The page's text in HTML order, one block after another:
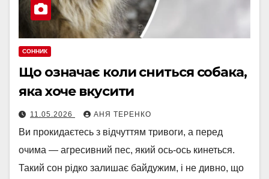
СОННИК
Що означає коли сниться собака,
яка хоче вкусити
11.05.2026 АНЯ ТЕРЕНКО
Ви прокидаєтесь з відчуттям тривоги, а перед
очима — агресивний пес, який ось-ось кинеться.
Такий сон рідко залишає байдужим, і не дивно, що